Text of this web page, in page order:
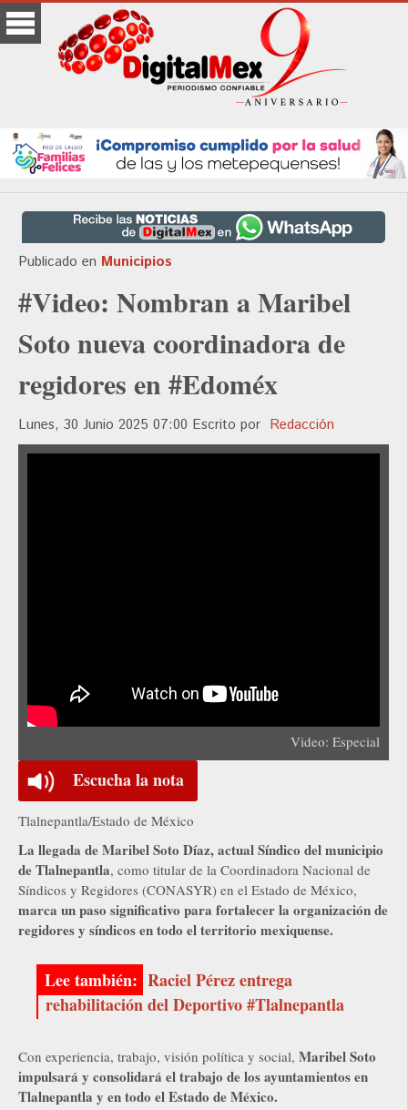
Publicado en Municipios
#Video: Nombran a Maribel
Soto nueva coordinadora de
regidores en #Edoméx
Lunes, 30 Junio 2025 07:00 Escrito por Redacción
Video: Especial
Escucha la nota
Tlalnepantla/Estado de México
La llegada de Maribel Soto Díaz, actual Síndico del municipio
de Tlalnepantla, como titular de la Coordinadora Nacional de
Síndicos y Regidores (CONASYR) en el Estado de México,
marca un paso significativo para fortalecer la organización de
regidores y síndicos en todo el territorio mexiquense.
Raciel Pérez entrega
rehabilitación del Deportivo #Tlalnepantla
Con experiencia, trabajo, visión política y social, Maribel Soto
impulsará y consolidará el trabajo de los ayuntamientos en
Tlalnepantla y en todo el Estado de México.